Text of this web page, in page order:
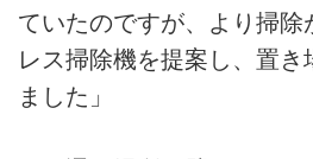
ていたのですが、より掃除
レス掃除機を提案し、置き
ました」